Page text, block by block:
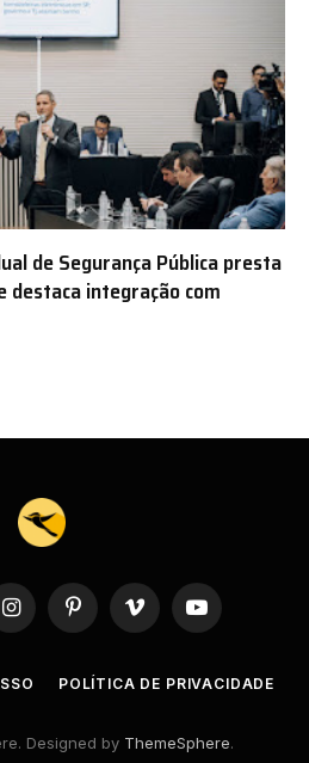
de Segurança Pública presta
destaca integração com
InstagramPinterestVimeo YouTube
POLÍTICA DE PRIVACIDADE
Designed by ThemeSphere.